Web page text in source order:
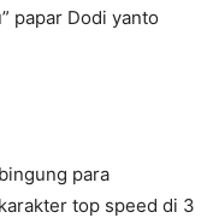
papar Dodi yanto
para
top speed di 3